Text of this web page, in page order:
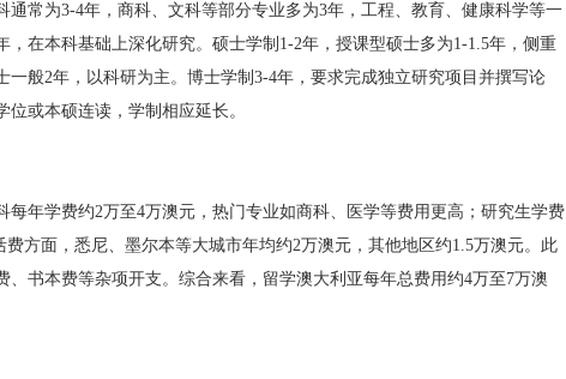
通常为3-4年，商科、文科等部分专业多为3年，工程、教育、健康科学等一
，在本科基础上深化研究。硕士学制1-2年，授课型硕士多为1-1.5年，侧重
一般2年，以科研为主。博士学制3-4年，要求完成独立研究项目并撰写论
或本硕连读，学制相应延长。
每年学费约2万至4万澳元，热门专业如商科、医学等费用更高；研究生学费
费方面，悉尼、墨尔本等大城市年均约2万澳元，其他地区约1.5万澳元。此
、书本费等杂项开支。综合来看，留学澳大利亚每年总费用约4万至7万澳